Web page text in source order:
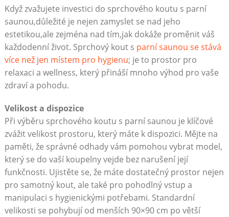
Když zvažujete investici do sprchového koutu s parní
saunou,důležité je nejen zamyslet se nad jeho
estetikou,ale zejména nad tím,jak dokáže proměnit váš
každodenní život. Sprchový kout s parní saunou se stává
více než jen místem pro hygienu; je to prostor pro
relaxaci a wellness, který přináší mnoho výhod pro vaše
zdraví a pohodu.
Velikost a dispozice
Při výběru sprchového koutu s parní saunou je klíčové
zvážit velikost prostoru, který máte k dispozici. Mějte na
paměti, že správné odhady vám pomohou vybrat model,
který se do vaší koupelny vejde bez narušení její
funkčnosti. Ujistěte se, že máte dostatečný prostor nejen
pro samotný kout, ale také pro pohodlný vstup a
manipulaci s hygienickými potřebami. Standardní
velikosti se pohybují od menších 90×90 cm po větší